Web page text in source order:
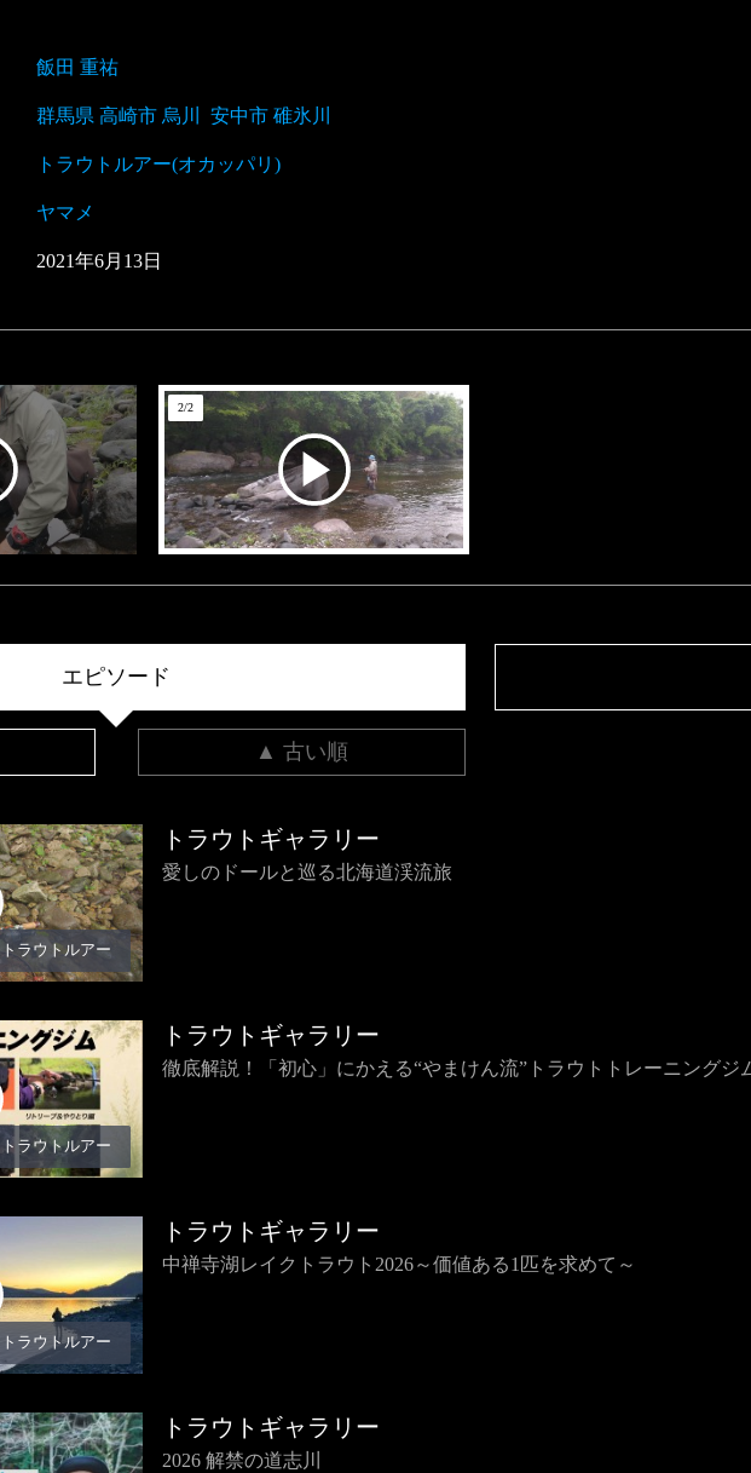
飯田 重祐
群馬県 高崎市 烏川 安中市 碓氷川
トラウトルアー(オカッパリ)
ヤマメ
2021年6月 13日
2/2
エピソード
▲ 古い順
トラウトルアー
トラウトギャラリー
愛しのドールと巡る北海道渓流旅
トラウトルアー
トラウトギャラリー
徹底解説！「初心」にかえる“やまけん流”トラウトトレーニングジ
トラウトルアー
トラウトギャラリー
中禅寺湖レイクトラウト2026～価値ある1匹を求めて～
トラウトギャラリー
2026 解禁の道志川